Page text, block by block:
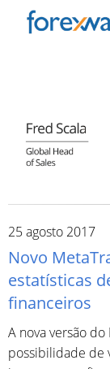
25 agosto 2017
Novo
estatísticas
financeiros
A nova versão
possibilidade de